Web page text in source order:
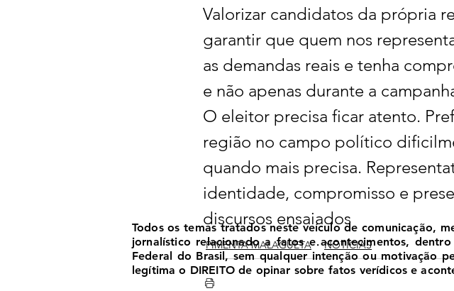
Valorizar candidatos da própria
garantir que quem nos
as demandas reais e tenha
e não apenas durante a
O eleitor precisa ficar atento.
região no campo político
quando mais precisa.
identidade, compromisso e
discursos ensaiados
PIMENTA MALAGUETA NOTÍCIAS
Todos os temas tratados neste veículo de comunicação,
jornalístico relacionado a fatos e acontecimentos,
Federal do Brasil, sem qualquer intenção ou motivação
legítima o DIREITO de opinar sobre fatos verídicos e